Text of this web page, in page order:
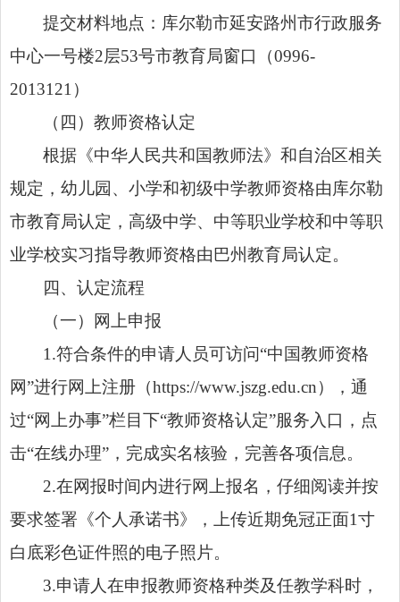
提交材料地点：库尔勒市延安路州市行政服务
中心一号楼2层53号市教育局窗口（0996-
2013121）
（四）教师资格认定
根据《中华人民共和国教师法》和自治区相关
规定，幼儿园、小学和初级中学教师资格由库尔勒
市教育局认定，高级中学、中等职业学校和中等职
业学校实习指导教师资格由巴州教育局认定。
四、认定流程
（一）网上申报
1.符合条件的申请人员可访问“中国教师资格
网”进行网上注册（https://www.jszg.edu.cn），通
过“网上办事”栏目下“教师资格认定”服务入口，点
击“在线办理”，完成实名核验，完善各项信息。
2.在网报时间内进行网上报名，仔细阅读并按
要求签署《个人承诺书》，上传近期免冠正面1寸
白底彩色证件照的电子照片。
3.申请人在申报教师资格种类及任教学科时，